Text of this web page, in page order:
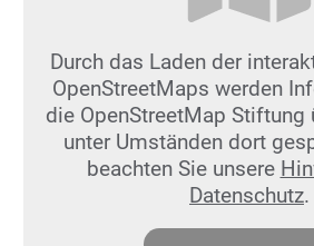
Durch das Laden der
OpenStreetMaps werden
die OpenStreetMap
unter Umständen dort
beachten Sie unsere
Datenschutz.